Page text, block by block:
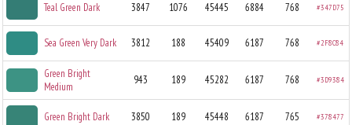
Teal Green Dark 3847 1076 45445 6884 768 #347D75
Sea Green Very Dark 3812 188 45409 6187 768 #2F8C84
Green Bright
Medium
943 189 45282 6187 768 #3D9384
Green Bright Dark 3850 189 45448 6187 765 #378477